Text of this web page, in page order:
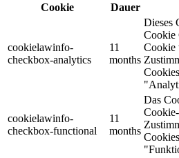
Cookie
Dauer
cookielawinfo-
checkbox-analytics
11
months
Dieses
Cookie
Cookie
cookielawinfo-
checkbox-functional
11
months
Das